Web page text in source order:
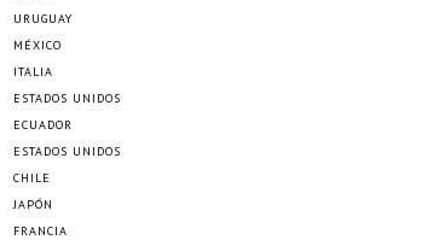
URUGUAY
MÉXICO
ITALIA
ESTADOS UNIDOS
ECUADOR
ESTADOS UNIDOS
CHILE
JAPÓN
FRANCIA